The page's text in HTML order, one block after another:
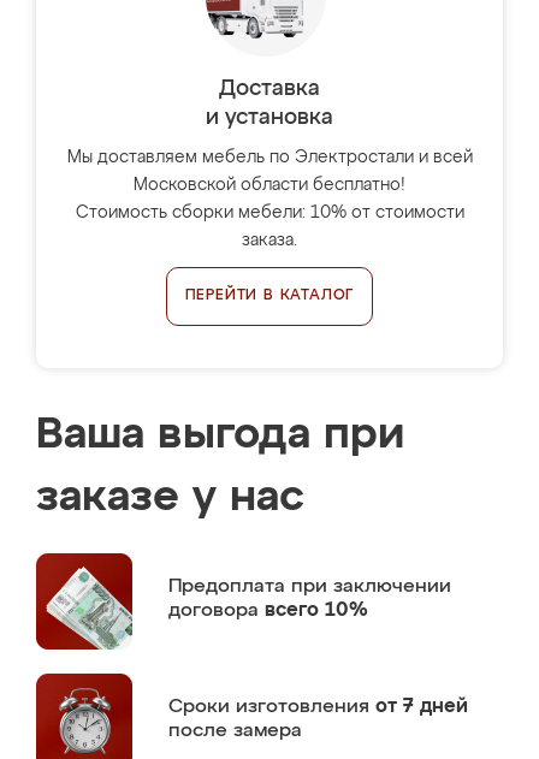
Доставка
и установка
Мы доставляем мебель по Электростали и всей
Московской области бесплатно!
Стоимость сборки мебели: 10% от стоимости
заказа.
ПЕРЕЙТИ В КАТАЛОГ
Ваша выгода при
заказе у нас
Предоплата при заключении
договора всего 10%
Сроки изготовления от 7 дней
после замера